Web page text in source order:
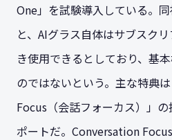
One」を試験導入している。
と、AIグラス自体はサブスク
き使用できるとしており、基
のではないという。主な特典
Focus（会話フォーカス）」
ポートだ。Conversation